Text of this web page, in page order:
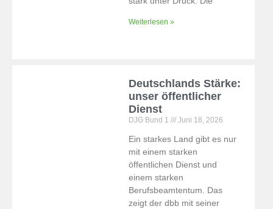
Weiterlesen »
Deutschlands Stärke:
unser öffentlicher
Dienst
DJG Bund 1 Juni 18, 2026
Ein starkes Land gibt es nur
mit einem starken
öffentlichen Dienst und
einem starken
Berufsbeamtentum. Das
zeigt der dbb mit seiner